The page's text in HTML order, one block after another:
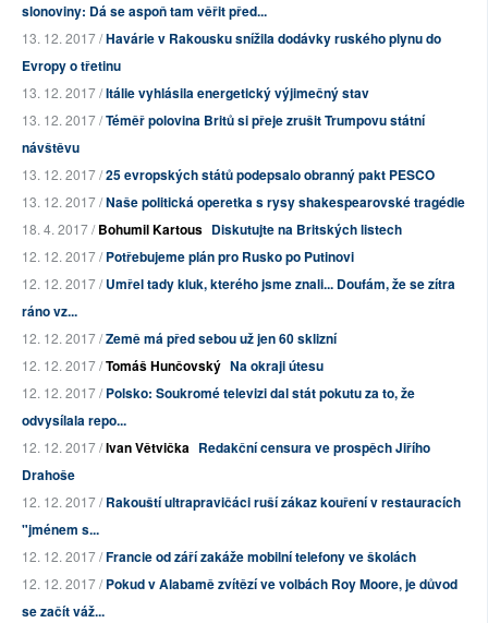
slonoviny: Dá se aspoň tam věřit před...
13. 12. 2017 /Havárie v Rakousku snížila dodávky ruského plynu do
Evropy o třetinu
13. 12. 2017 /Itálie vyhlásila energetický výjimečný stav
13. 12. 2017 /Téměř polovina Britů si přeje zrušit Trumpovu státní
návštěvu
13. 12. 2017 /25 evropských států podepsalo obranný pakt PESCO
13. 12. 2017 /Naše politická operetka s rysy shakespearovské tragédie
18. 4. 2017 /Bohumil Kartous Diskutujte na Britských listech
12. 12. 2017 /Potřebujeme plán pro Rusko po Putinovi
12. 12. 2017 /Umřel tady kluk, kterého jsme znali... Doufám, že se zítra
ráno vz...
12. 12. 2017 /Země má před sebou už jen 60 sklizní
12. 12. 2017 /Tomáš Hunčovský Na okraji útesu
12. 12. 2017 /Polsko: Soukromé televizi dal stát pokutu za to, že
odvysílala repo...
12. 12. 2017 /Ivan Větvička Redakční censura ve prospěch Jiřího
Drahoše
12. 12. 2017 /Rakouští ultrapravičáci ruší zákaz kouření v restauracích
"jménem s...
12. 12. 2017 /Francie od září zakáže mobilní telefony ve školách
12. 12. 2017 /Pokud v Alabamě zvítězí ve volbách Roy Moore, je důvod
se začít váž...